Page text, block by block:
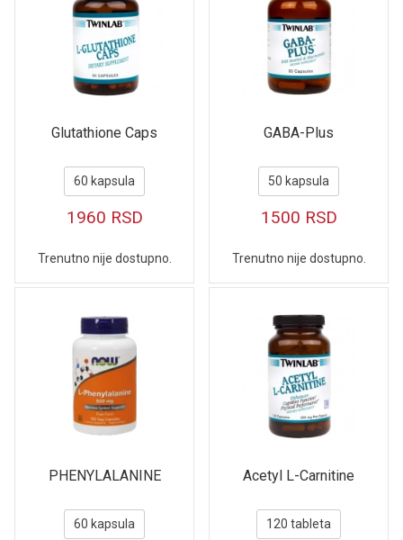
Glutathione Caps
60 kapsula
1960 RSD
Trenutno nije dostupno.
GABA-Plus
50 kapsula
1500 RSD
Trenutno nije dostupno.
PHENYLALANINE
60 kapsula
Acetyl L-Carnitine
120 tableta